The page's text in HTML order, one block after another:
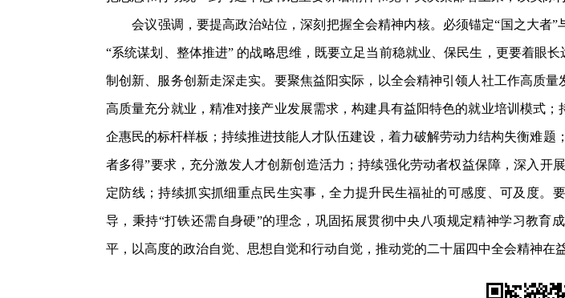
会议强调，要提高政治站位，深刻把握全会精神内核。必须锚定“国之大者”
“系统谋划、整体推进” 的战略思维，既要立足当前稳就业、保民生，更要着眼
制创新、服务创新走深走实。要聚焦益阳实际，以全会精神引领人社工作高质
高质量充分就业，精准对接产业发展需求，构建具有益阳特色的就业培训模式
企惠民的标杆样板；持续推进技能人才队伍建设，着力破解劳动力结构失衡难
者多得”要求，充分激发人才创新创造活力；持续强化劳动者权益保障，深入开
定防线；持续抓实抓细重点民生实事，全力提升民生福祉的可感度、可及度。
导，秉持“打铁还需自身硬”的理念，巩固拓展贯彻中央八项规定精神学习教
平，以高度的政治自觉、思想自觉和行动自觉，推动党的二十届四中全会精神在